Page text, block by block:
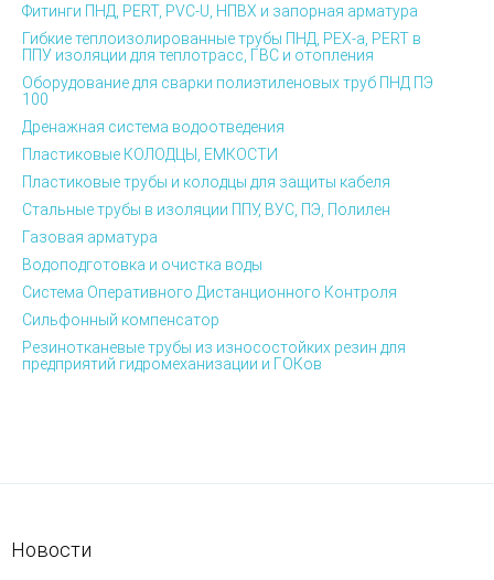
Фитинги ПНД, PERT, PVC-U, НПВХ и запорная арматура
Гибкие теплоизолированные трубы ПНД, PEX-а, PERT в
ППУ изоляции для теплотрасс, ГВС и отопления
Оборудование для сварки полиэтиленовых труб ПНД ПЭ
100
Дренажная система водоотведения
Пластиковые КОЛОДЦЫ, ЕМКОСТИ
Пластиковые трубы и колодцы для защиты кабеля
Стальные трубы в изоляции ППУ, ВУС, ПЭ, Полилен
Газовая арматура
Водоподготовка и очистка воды
Система Оперативного Дистанционного Контроля
Сильфонный компенсатор
Резинотканевые трубы из износостойких резин для
предприятий гидромеханизации и ГОКов
Новости